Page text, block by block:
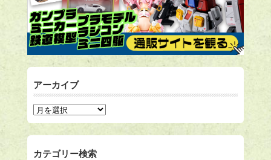
アーカイブ
カテゴリー検索